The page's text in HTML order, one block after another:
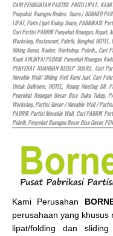
CARI PEMBUATAN PARTISI PINTU LIPAT..
Penyekat Ruangan Redam Suara.! BORNEO
LIPAT, Pintu Lipat Kedap Suara, PABRIKASI
Cari Partisi PABRIK Penyekat Ruangan, Rapat,
Workshop, Restaurant, Pabrik, Bengkel,HOTEL,
Miting Room, Kantor, Workshop, Pabrik,, Cari
Kami AHLINYA! PABRIK Penyekat Ruangan
PENYEKAT RUANGAN KEDAP SUARA. Cari
Movable Wall/ Sliding Wall Kami Jual, Cari
Untuk Ballroom,HOTEL, Ruang Meeting Dll.
Penyekat Ruangan Besar Bisa Buka Tutup,
Workshop, Partisi Geser / Movable Wall /
PABRIK Partisi Movable Wall, Cari PABRIK
Pabrik, Penyekat Ruangan Besar Bisa Geser,
Kami Perusahan
perusahaan yang khusus
lipat/folding dan